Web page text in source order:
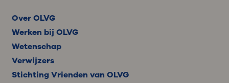
Over OLVG
Werken bij OLVG
Wetenschap
Verwijzers
Stichting Vrienden van OLVG